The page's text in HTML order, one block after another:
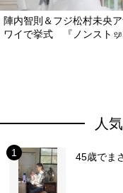
陣内智則＆フジ松村未央
ワイで挙式 『ノンスト
人
45歳でま